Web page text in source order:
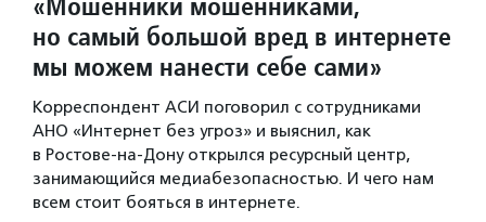
но самый большой вред в интернете
мы можем нанести себе сами»
Корреспондент АСИ поговорил с сотрудниками
АНО «Интернет без угроз» и выяснил, как
в Ростове-на-Дону открылся ресурсный центр,
занимающийся медиабезопасностью. И чего нам
всем стоит бояться в интернете.